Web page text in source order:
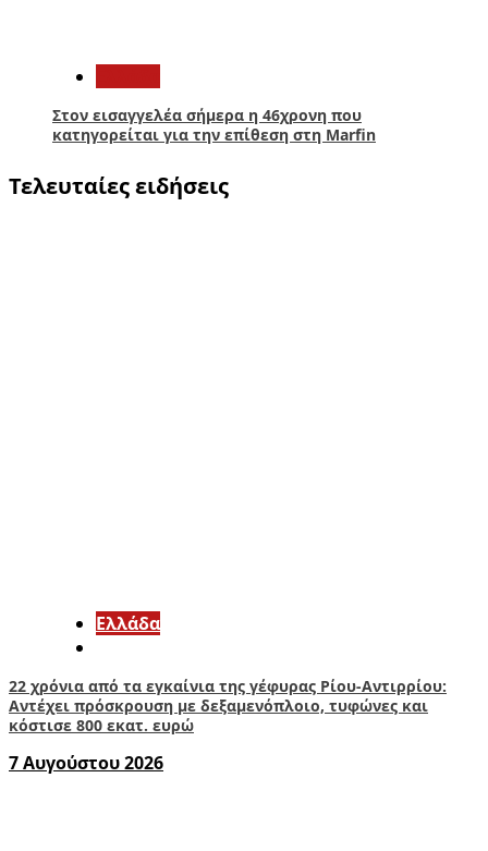
Στον εισαγγελέα σήμερα η 46χρονη που
κατηγορείται για την επίθεση στη Marfin
Τελευταίες ειδήσεις
Ελλάδα
22 χρόνια από τα εγκαίνια της γέφυρας Ρίου-Αντιρρίου:
Αντέχει πρόσκρουση με δεξαμενόπλοιο, τυφώνες και
κόστισε 800 εκατ. ευρώ
7 Αυγούστου 2026